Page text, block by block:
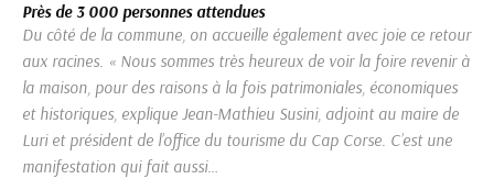
Près de 3 000 personnes attendues
Du côté de la commune, on accueille également avec joie ce retour
aux racines. « Nous sommes très heureux de voir la foire revenir à
la maison, pour des raisons à la fois patrimoniales, économiques
et historiques, explique Jean-Mathieu Susini, adjoint au maire de
Luri et président de l’office du tourisme du Cap Corse. C’est une
manifestation qui fait aussi…